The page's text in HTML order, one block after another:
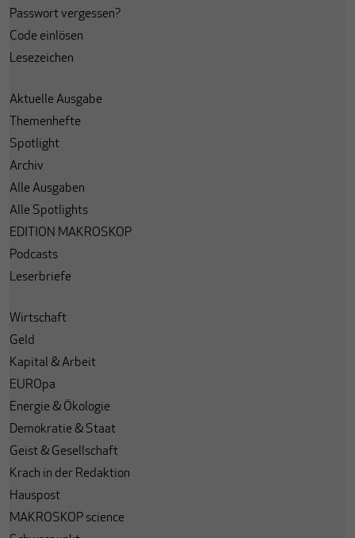
Passwort vergessen?
Code einlösen
Lesezeichen
Aktuelle Ausgabe
Themenhefte
Spotlight
Archiv
Alle Ausgaben
Alle Spotlights
EDITION MAKROSKOP
Podcasts
Leserbriefe
Wirtschaft
Geld
Kapital & Arbeit
EUROpa
Energie & Ökologie
Demokratie & Staat
Geist & Gesellschaft
Krach in der Redaktion
Hauspost
MAKROSKOP science